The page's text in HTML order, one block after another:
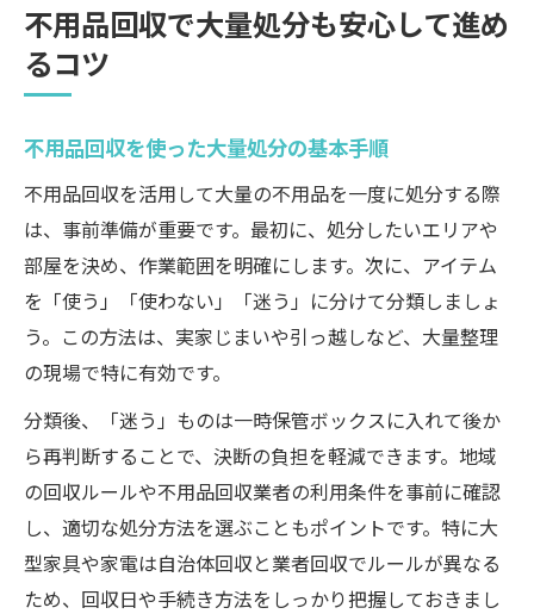
信頼できる不用品回収の選び方とは
不用品回収の口コミや評判を活かす判断方
法
優良な不用品回収業者を見分けるチェック
項目
違法や怪しい不用品回収を避ける注意点
不用品回収業者ランキングの活用術とは
リユースや再利用を叶える不用品回収活用法
不用品回収でリユースを実現する工夫
まだ使える物の再利用アイデアとコツ
不用品回収と買取サービスの併用方法
リサイクルや寄付を含む不用品回収活用術
不用品回収で損をしないための再利用戦略
不用品回収で大量処分も安心して進め
るコツ
不用品回収を使った大量処分の基本手順
不用品回収を活用して大量の不用品を一度に処分する際
は、事前準備が重要です。最初に、処分したいエリアや
部屋を決め、作業範囲を明確にします。次に、アイテム
を「使う」「使わない」「迷う」に分けて分類しましょ
う。この方法は、実家じまいや引っ越しなど、大量整理
の現場で特に有効です。
分類後、「迷う」ものは一時保管ボックスに入れて後か
ら再判断することで、決断の負担を軽減できます。地域
の回収ルールや不用品回収業者の利用条件を事前に確認
し、適切な処分方法を選ぶこともポイントです。特に大
型家具や家電は自治体回収と業者回収でルールが異なる
ため、回収日や手続き方法をしっかり把握しておきまし